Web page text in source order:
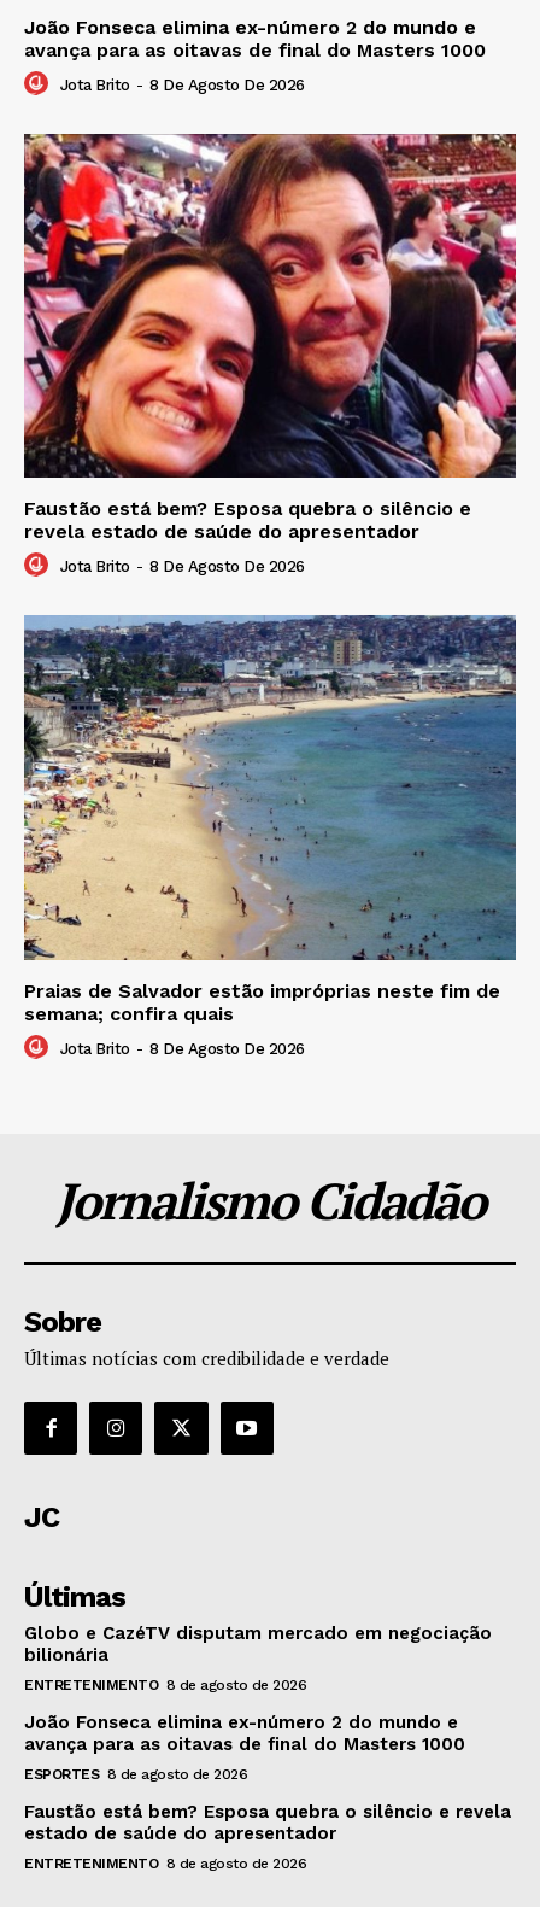
João Fonseca elimina ex-número 2 do mundo e
avança para as oitavas de final do Masters 1000
Jota Brito - 8 De Agosto De 2026
Faustão está bem? Esposa quebra o silêncio e
revela estado de saúde do apresentador
Jota Brito - 8 De Agosto De 2026
Praias de Salvador estão impróprias neste fim de
semana; confira quais
Jota Brito - 8 De Agosto De 2026
Jornalismo Cidadão
Sobre
Últimas notícias com credibilidade e verdade
JC
Últimas
Globo e CazéTV disputam mercado em negociação
bilionária
ENTRETENIMENTO 8 de agosto de 2026
João Fonseca elimina ex-número 2 do mundo e
avança para as oitavas de final do Masters 1000
ESPORTES 8 de agosto de 2026
Faustão está bem? Esposa quebra o silêncio e revela
estado de saúde do apresentador
ENTRETENIMENTO 8 de agosto de 2026